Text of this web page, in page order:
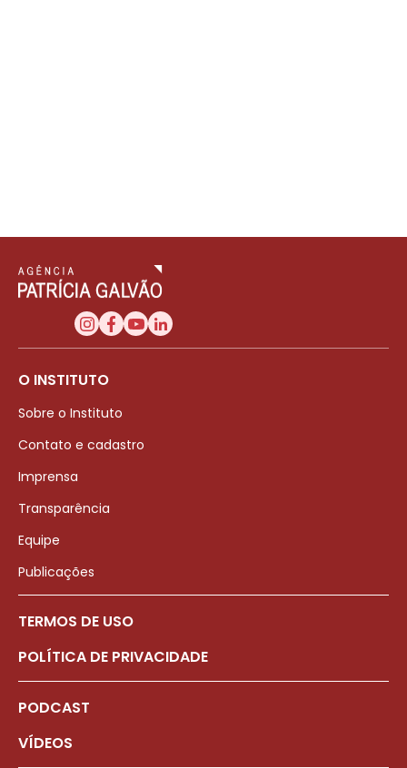
O INSTITUTO
Sobre o Instituto
Contato e cadastro
Imprensa
Transparência
Equipe
Publicações
TERMOS DE USO
POLÍTICA DE PRIVACIDADE
PODCAST
VÍDEOS